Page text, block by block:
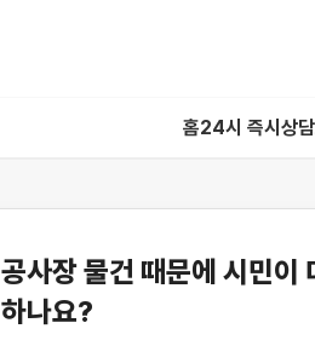
홈24시 즉시상담
공사장 물건 때문에 시민이
하나요?